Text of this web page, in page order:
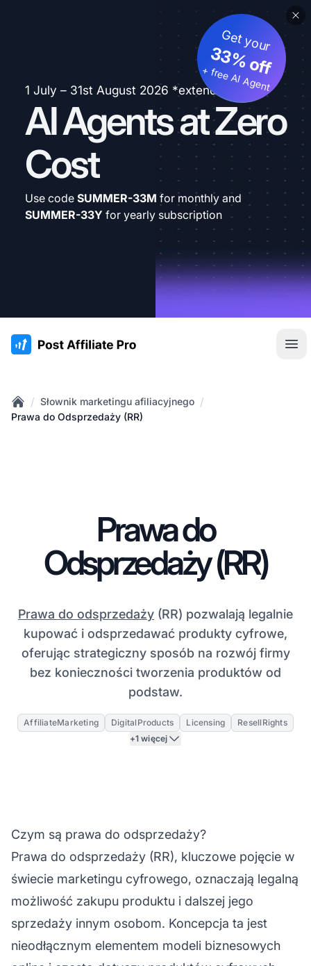
1 July – 31st August 2026 *extended
AI Agents at Zero
Cost
Get your
33% off
+ free AI Agent
Use code SUMMER-33M for monthly and
SUMMER-33Y for yearly subscription
:site.title
Home
/ Słownik marketingu afiliacyjnego /
Prawa do Odsprzedaży (RR)
Prawa do
Odsprzedaży (RR)
Prawa do odsprzedaży (RR) pozwalają legalnie
kupować i odsprzedawać produkty cyfrowe,
oferując strategiczny sposób na rozwój firmy
bez konieczności tworzenia produktów od
podstaw.
AffiliateMarketing DigitalProducts Licensing
ResellRights
+1 więcej
Czym są prawa do odsprzedaży?
Prawa do odsprzedaży (RR), kluczowe pojęcie w
świecie marketingu cyfrowego, oznaczają legalną
możliwość zakupu produktu i dalszej jego
sprzedaży innym osobom. Koncepcja ta jest
nieodłącznym elementem modeli biznesowych